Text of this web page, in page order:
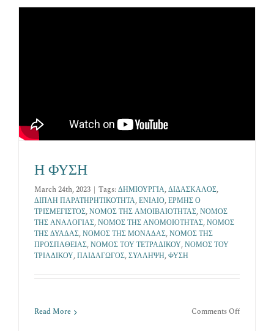
Η ΦΥΣΗ
March 24th, 2023 | Tags: ΔΗΜΙΟΥΡΓΙΑ,ΔΙΔΑΣΚΑΛΟΣ,
ΔΙΠΛΗ ΠΑΡΑΤΗΡΗΤΙΚΟΤΗΤΑ,ΕΝΙΑΙΟ,ΕΡΜΗΣ Ο
ΤΡΙΣΜΕΓΙΣΤΟΣ,ΝΟΜΟΣ ΤΗΣ ΑΜΟΙΒΑΙΟΤΗΤΑΣ,ΝΟΜΟΣ
ΤΗΣ ΑΝΑΛΟΓΙΑΣ,ΝΟΜΟΣ ΤΗΣ ΑΝΟΜΟΙΟΤΗΤΑΣ,ΝΟΜΟΣ
ΤΗΣ ΔΥΑΔΑΣ,ΝΟΜΟΣ ΤΗΣ ΜΟΝΑΔΑΣ,ΝΟΜΟΣ ΤΗΣ
ΠΡΟΣΠΑΘΕΙΑΣ,ΝΟΜΟΣ ΤΟΥ ΤΕΤΡΑΔΙΚΟΥ,ΝΟΜΟΣ ΤΟΥ
ΤΡΙΑΔΙΚΟΥ,ΠΑΙΔΑΓΩΓΟΣ,ΣΥΛΛΗΨΗ,ΦΥΣΗ
Read More Comments Offon